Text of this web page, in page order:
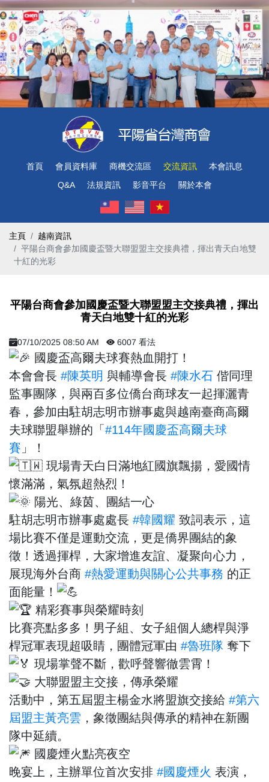
首頁 會員資料庫 商機交流區 交流資訊
本會訊息
Q&A
法規資訊 影音平台 關於本會
主頁
越南資訊
平陽台商會參加國慶盃暨大聯盟盟主交接典禮，揮出青天白地雙
十紅的光彩
平陽台商會參加國慶盃暨大聯盟盟主交接典禮，揮出
青天白地雙十紅的光彩
07/10/2025 08:50 AM 6007 看法
國慶盃高爾夫球賽熱血開打！
本會會長 #陳英明 與輔導會長 #陳水石 偕同理
監事團隊，與兩百多位僑台商球友一起揮灑青
春，參加由駐胡志明市辦事處與越南臺商高爾
夫球聯盟舉辦的「 #114年國慶盃高爾夫球
賽 」！
現場青天白日滿地紅國旗飄揚，愛國情
懷滿滿，氣氛超熱烈！
陽光、綠茵、團結一心
駐胡志明市辦事處處長 #韓國耀 致詞表示，這
場比賽不僅是運動交流，更是僑界團結的象
徵！透過揮桿，大家增進友誼、凝聚向心力，
展現海外台商 #熱愛運動與關心公共事務 的正
面能量！
精彩賽事與榮耀時刻
比賽亮點多多！男子組、女子組個人總桿與淨
桿冠軍表現超吸睛，團體冠軍由 #魯班隊 奪下
現場掌聲不斷，歡呼聲響徹雲霄！
大聯盟盟主交接，傳承榮耀
活動中，第五屆盟主楊金水將盟旗交接給 #第六
屆盟主黃亮雲 ，象徵團結與傳承的精神在新團
隊中延續。
國慶煙火點亮夜空
晚宴上，主辦單位首次安排 #國慶煙火 表演，